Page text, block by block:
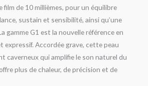
film de 10 millièmes, pour un équilibre
sustain et sensibilité, ainsi qu’une
gamme G1 est la nouvelle référence en
expressif. Accordée grave, cette peau
caverneux qui amplifie le son naturel du
plus de chaleur, de précision et de